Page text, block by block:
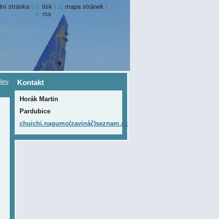
Kontakt
Horák Martin
Pardubice
chuichi.nagumo(zavináč)seznam.cz
stránka tisk mapa stránek
rss